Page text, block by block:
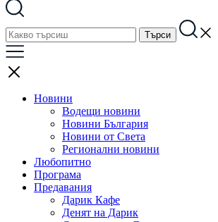
Новини
Водещи новини
Новини България
Новини от Света
Регионални новини
Любопитно
Програма
Предавания
Дарик Кафе
Денят на Дарик